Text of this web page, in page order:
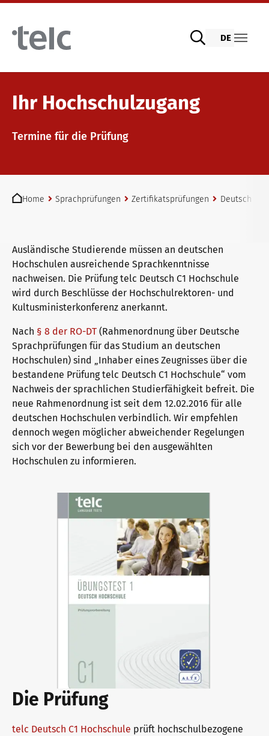
Skip to main content
Sprachprüfungen
telc Prüfungen digital mit DIGItelc 2.0
Zertifikatsprüfungen
telc Prüfungen in Bad Homburg
telc Prüfungszentrum werden
Prüfungszentrum finden
Einstufungstest
Warum telc Zertifikate?
Verifikation von telc Zertifikaten
DE
Ihr Hochschulzugang
Termine für die Prüfung
Home
Sprachprüfungen Zertifikatsprüfungen Deutsch
Ausländische Studierende müssen an deutschen
Hochschulen ausreichende Sprachkenntnisse
nachweisen. Die Prüfung telc Deutsch C1 Hochschule
wird durch Beschlüsse der Hochschulrektoren- und
Kultusministerkonferenz anerkannt.
Nach § 8 der RO-DT (Rahmenordnung über Deutsche
Sprachprüfungen für das Studium an deutschen
Hochschulen) sind „Inhaber eines Zeugnisses über die
bestandene Prüfung telc Deutsch C1 Hochschule“ vom
Nachweis der sprachlichen Studierfähigkeit befreit. Die
neue Rahmenordnung ist seit dem 12.02.2016 für alle
deutschen Hochschulen verbindlich. Wir empfehlen
dennoch wegen möglicher abweichender Regelungen
sich vor der Bewerbung bei den ausgewählten
Hochschulen zu informieren.
Die Prüfung
telc Deutsch C1 Hochschule prüft hochschulbezogene